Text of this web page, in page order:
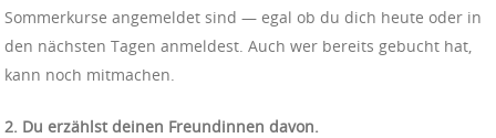
Sommerkurse angemeldet sind — egal ob du dich heute oder in
den nächsten Tagen anmeldest. Auch wer bereits gebucht hat,
kann noch mitmachen.
2. Du erzählst deinen Freundinnen davon.